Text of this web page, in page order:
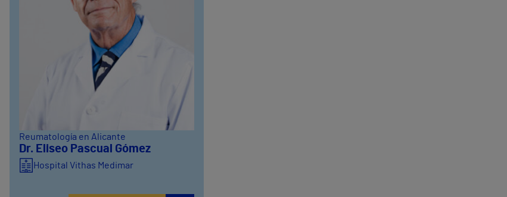
Reumatología en Alicante
Dr. Eliseo Pascual Gómez
Hospital Vithas Medimar